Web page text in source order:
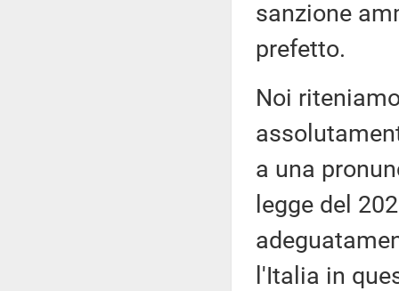
sanzione
prefetto.
Noi
a una
legge del
l'Italia in